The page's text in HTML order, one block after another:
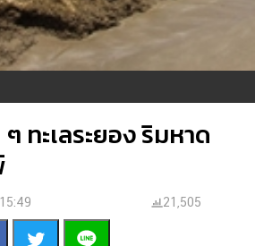
ทะเลระยอง ริมหาด
21,505